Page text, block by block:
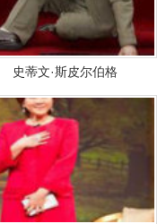
史蒂文·斯皮尔伯格